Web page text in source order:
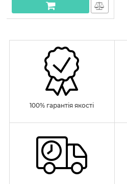
100% гарантія якості